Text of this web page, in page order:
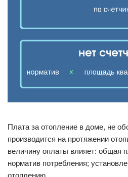
Плата за отопление в доме, не
производится на протяжении
величину оплаты влияет: общая
норматив потребления;
отоплению.